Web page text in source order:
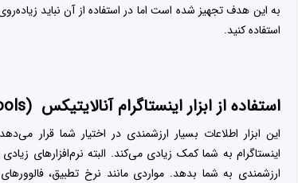
به این هدف تجهیز شده است اما در استفاده از آن نباید
استفاده کنید.
استفاده از ابزار اینستاگرام آنالایتیکس (Instagram Analytics Tools )
این ابزار اطلاعات بسیار ارزشمندی در اختیار شما قرار
اینستاگرام به شما کمک زیادی می‌کند. البته نرم‌افزارهای
ارزشمندی به شما بدهد. مواردی مانند نرخ تطبیق،